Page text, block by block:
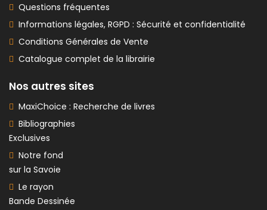
Questions fréquentes
Informations légales, RGPD : Sécurité et confidentialité
Conditions Générales de Vente
Catalogue complet de la librairie
Nos autres sites
MaxiChoice : Recherche de livres
Bibliographies
Exclusives
Notre fond
sur la Savoie
Le rayon
Bande Dessinée